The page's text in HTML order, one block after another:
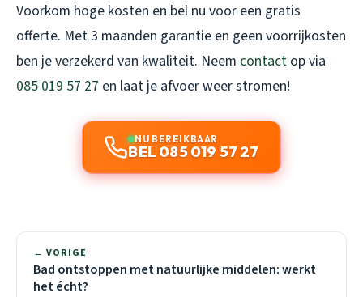
Voorkom hoge kosten en bel nu voor een gratis
offerte. Met 3 maanden garantie en geen voorrijkosten
ben je verzekerd van kwaliteit. Neem contact op via
085 019 57 27 en laat je afvoer weer stromen!
NU BEREIKBAAR
BEL 085 019 57 27
← VORIGE
Bad ontstoppen met natuurlijke middelen: werkt
het écht?